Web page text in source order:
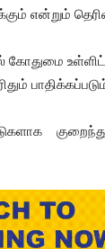
என்றும்
கோதுமை